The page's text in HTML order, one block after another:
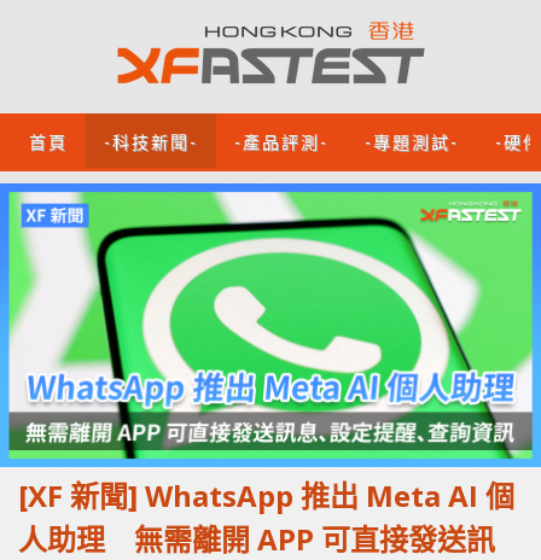
首頁 -科技新聞- -產品評測- -專題測試- -硬
[XF 新聞] WhatsApp 推出 Meta AI 個
人助理 無需離開 APP 可直接發送訊